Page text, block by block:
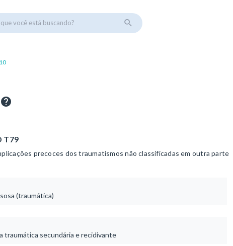
você está buscando?
T79
precoces dos traumatismos não classificadas em outra parte
(traumática)
traumática secundária e recidivante